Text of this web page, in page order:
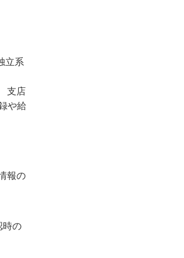
立系
支店
や給
報の
時の